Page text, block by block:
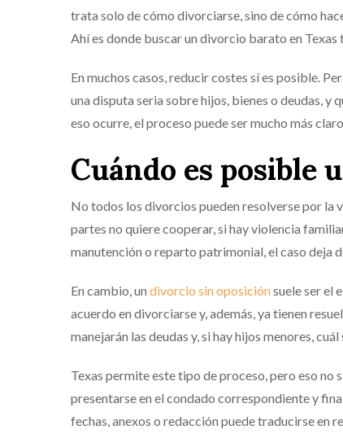
trata solo de cómo divorciarse, sino de cómo
Ahí es donde buscar un divorcio barato en
En muchos casos, reducir costes sí es posible.
una disputa seria sobre hijos, bienes o deudas, y
eso ocurre, el proceso puede ser mucho más
Cuándo es posible
No todos los divorcios pueden resolverse por la
partes no quiere cooperar, si hay violencia
manutención o reparto patrimonial, el caso deja
En cambio, un divorcio sin oposiciónsuele ser el
acuerdo en divorciarse y, además, ya tienen
manejarán las deudas y, si hay hijos menores,
Texas permite este tipo de proceso, pero eso
presentarse en el condado correspondiente y
fechas, anexos o redacción puede traducirse en